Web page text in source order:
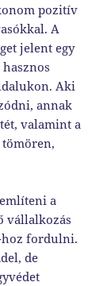
pozitív
A
jelent egy
Aki
annak
valamint a
tömören,
a
vállalkozás
hoz fordulni.
de